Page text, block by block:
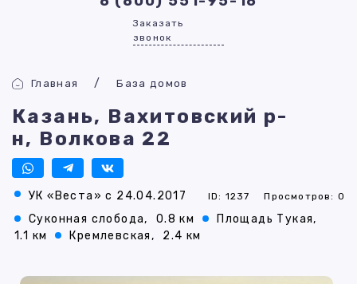
Заказать
звонок
Главная База домов
Казань, Вахитовский р-
н, Волкова 22
УК «Веста» с 24.04.2017 ID: 1237 Просмотров: 0
Суконная слобода, 0.8 км
Площадь Тукая,
1.1 км
Кремлевская, 2.4 км